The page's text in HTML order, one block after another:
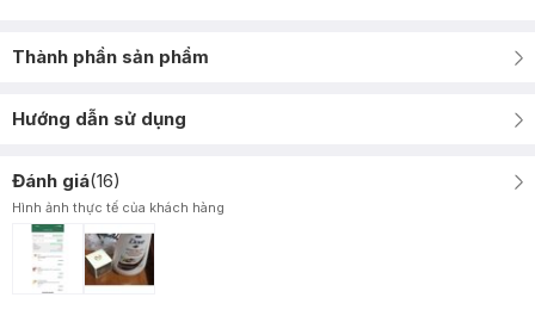
Thành phần sản phẩm
Hướng dẫn sử dụng
Đánh giá(16)
Hình ảnh thực tế của khách hàng